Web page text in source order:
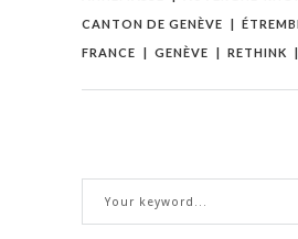
CANTON DE GENÈVE
FRANCE
GENÈVE RETHINK